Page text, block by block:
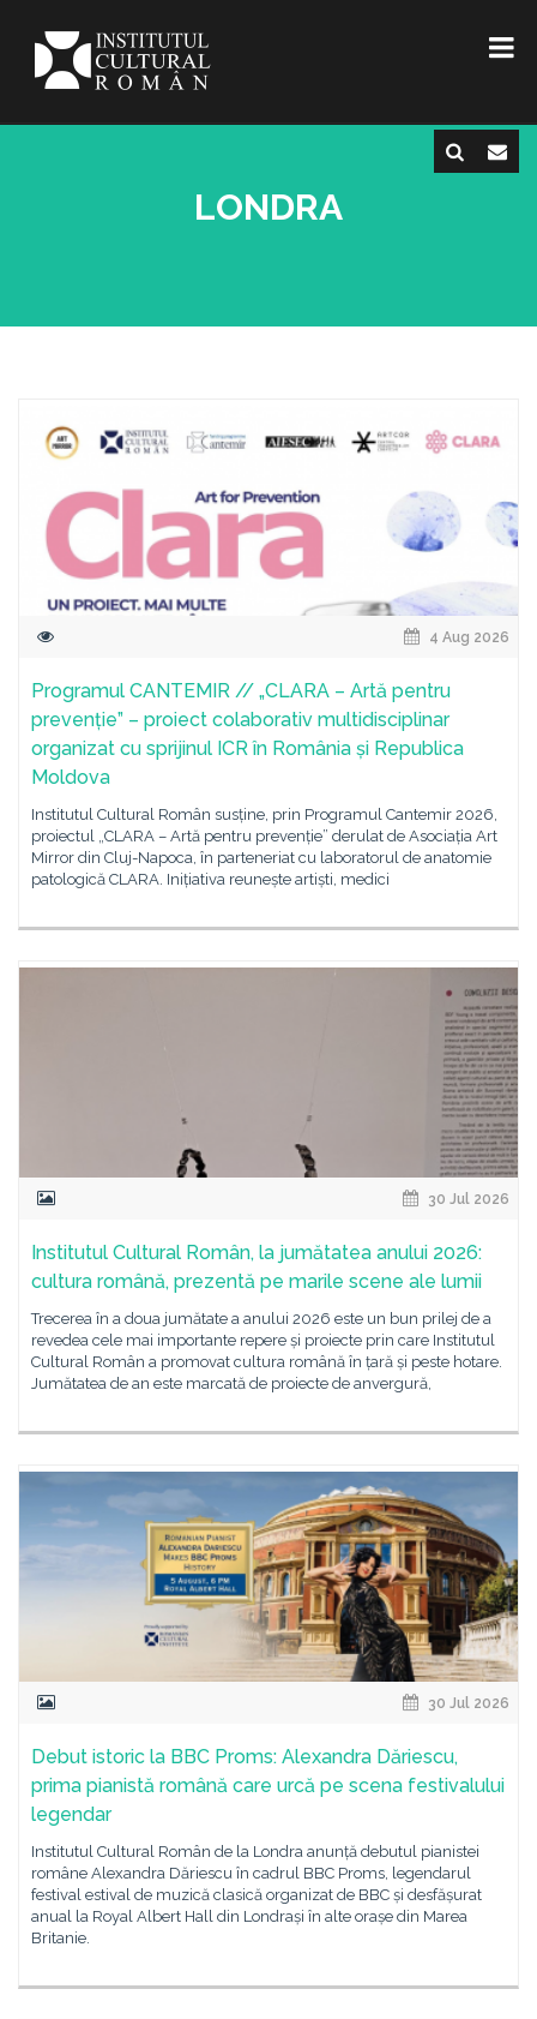
LONDRA
4 Aug 2026
Programul CANTEMIR // „CLARA – Artă pentru
prevenție” – proiect colaborativ multidisciplinar
organizat cu sprijinul ICR în România și Republica
Moldova
Institutul Cultural Român susține, prin Programul Cantemir 2026,
proiectul „CLARA – Artă pentru prevenție” derulat de Asociația Art
Mirror din Cluj-Napoca, în parteneriat cu laboratorul de anatomie
patologică CLARA. Inițiativa reunește artiști, medici
30 Jul 2026
Institutul Cultural Român, la jumătatea anului 2026:
cultura română, prezentă pe marile scene ale lumii
Trecerea în a doua jumătate a anului 2026 este un bun prilej de a
revedea cele mai importante repere și proiecte prin care Institutul
Cultural Român a promovat cultura română în țară și peste hotare.
Jumătatea de an este marcată de proiecte de anvergură,
30 Jul 2026
Debut istoric la BBC Proms: Alexandra Dăriescu,
prima pianistă română care urcă pe scena festivalului
legendar
Institutul Cultural Român de la Londra anunță debutul pianistei
române Alexandra Dăriescu în cadrul BBC Proms, legendarul
festival estival de muzică clasică organizat de BBC și desfășurat
anual la Royal Albert Hall din Londrași în alte orașe din Marea
Britanie.